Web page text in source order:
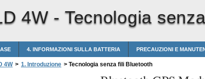
4W - Tecnologia
4. INFORMAZIONI SULLA BATTERIA PRECAUZIONI E
4W > 1. Introduzione > Tecnologia senza fili Bluetooth